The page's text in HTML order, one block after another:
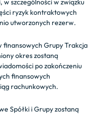
szczególności w związku
ryzyk kontraktowych
utworzonych rezerw.
finansowych Grupy Trakcja
okres zostaną
po zakończeniu
finansowych
rachunkowych.
Spółki i Grupy zostaną